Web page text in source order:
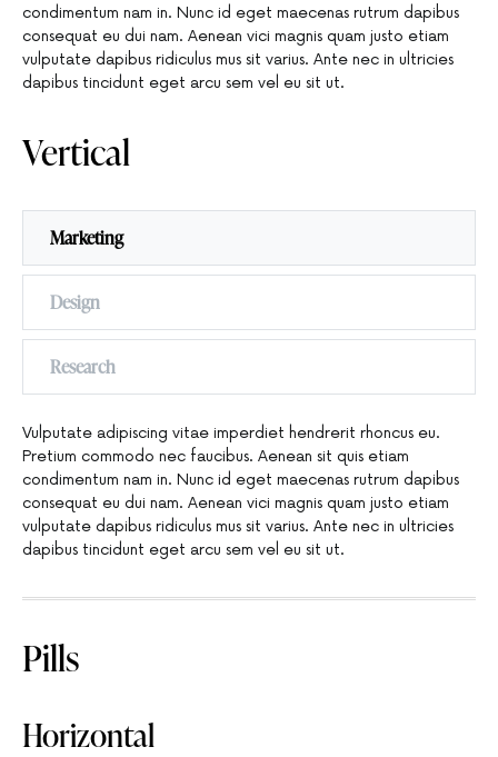
condimentum nam in. Nunc id eget maecenas rutrum dapibus
consequat eu dui nam. Aenean vici magnis quam justo etiam
vulputate dapibus ridiculus mus sit varius. Ante nec in ultricies
dapibus tincidunt eget arcu sem vel eu sit ut.
Vertical
Marketing
Design
Research
Vulputate adipiscing vitae imperdiet hendrerit rhoncus eu.
Pretium commodo nec faucibus. Aenean sit quis etiam
condimentum nam in. Nunc id eget maecenas rutrum dapibus
consequat eu dui nam. Aenean vici magnis quam justo etiam
vulputate dapibus ridiculus mus sit varius. Ante nec in ultricies
dapibus tincidunt eget arcu sem vel eu sit ut.
Pills
Horizontal